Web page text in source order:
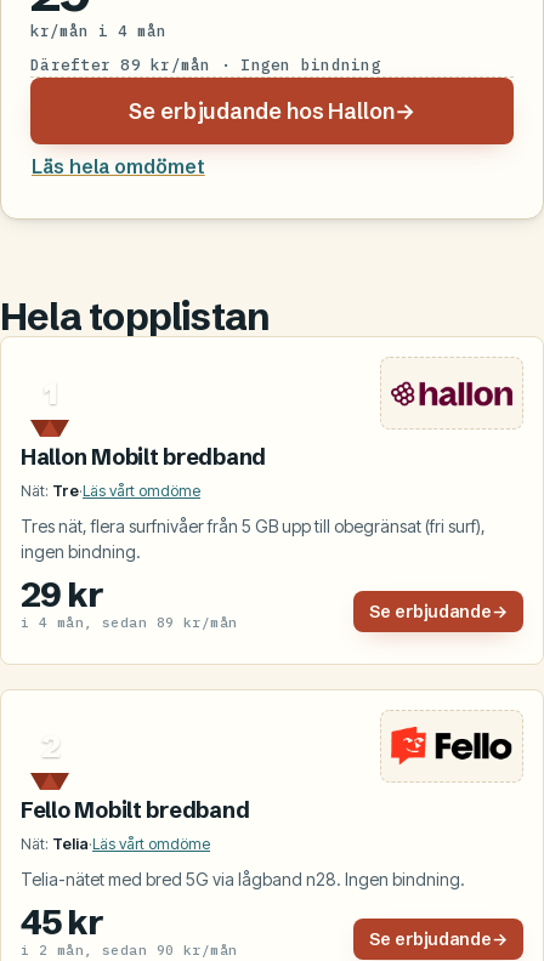
kr/mån i 4 mån
Därefter 89 kr/mån · Ingen bindning
Se erbjudande hos Hallon→
Läs hela omdömet
Hela topplistan
1
Hallon Mobilt bredband
Nät: Tre·Läs vårt omdöme
Tres nät, flera surfnivåer från 5 GB upp till obegränsat (fri surf),
ingen bindning.
29 kr
i 4 mån, sedan 89 kr/mån Se erbjudande→
2
Fello Mobilt bredband
Nät: Telia·Läs vårt omdöme
Telia-nätet med bred 5G via lågband n28. Ingen bindning.
45 kr
i 2 mån, sedan 90 kr/mån Se erbjudande→